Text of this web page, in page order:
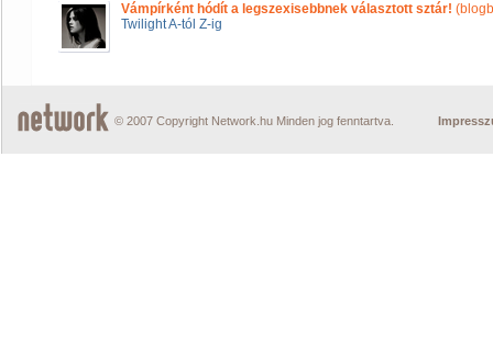
Vámpírként hódít a legszexisebbnek választott sztár!
Twilight A-tól Z-ig
© 2007 Copyright Network.hu Minden jog fenntartva.